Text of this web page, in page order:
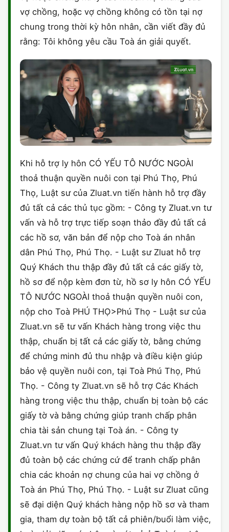
vợ chồng, hoặc vợ chồng không có tồn tại nợ
chung trong thời kỳ hôn nhân, cần viết đầy đủ
rằng: Tôi không yêu cầu Toà án giải quyết.
Khi hỗ trợ ly hôn CÓ YẾU TÔ NƯỚC NGOÀI
thoả thuận quyền nuôi con tại Phú Thọ, Phú
Thọ, Luật sư của Zluat.vn tiến hành hỗ trợ đầy
đủ tất cả các thủ tục gồm: - Công ty Zluat.vn tư
vấn và hỗ trợ trực tiếp soạn thảo đầy đủ tất cả
các hồ sơ, văn bản để nộp cho Toà án nhân
dân Phú Thọ, Phú Thọ. - Luật sư Zluat hỗ trợ
Quý Khách thu thập đầy đủ tất cả các giấy tờ,
hồ sơ để nộp kèm đơn từ, hồ sơ ly hôn CÓ YẾU
TÔ NƯỚC NGOÀI thoả thuận quyền nuôi con,
nộp cho Toà PHÚ THỌ>Phú Thọ - Luật sư của
Zluat.vn sẽ tư vấn Khách hàng trong việc thu
thập, chuẩn bị tất cả các giấy tờ, bằng chứng
để chứng minh đủ thu nhập và điều kiện giúp
bảo vệ quyền nuôi con, tại Toà Phú Thọ, Phú
Thọ. - Công ty Zluat.vn sẽ hỗ trợ Các Khách
hàng trong việc thu thập, chuẩn bị toàn bộ các
giấy tờ và bằng chứng giúp tranh chấp phân
chia tài sản chung tại Toà án. - Công ty
Zluat.vn tư vấn Quý khách hàng thu thập đầy
đủ toàn bộ các chứng cứ để tranh chấp phân
chia các khoản nợ chung của hai vợ chồng ở
Toà án Phú Thọ, Phú Thọ. - Luật sư Zluat cũng
sẽ đại diện Quý khách hàng nộp hồ sơ và tham
gia, tham dự toàn bộ tất cả phiên/buổi làm việc,